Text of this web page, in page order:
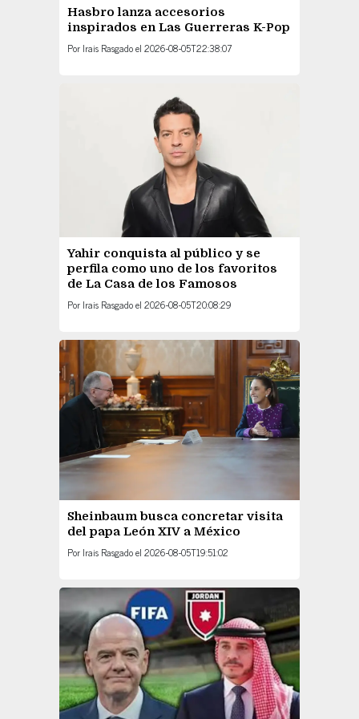
Hasbro lanza accesorios
inspirados en Las Guerreras K-Pop
Por Irais Rasgadoel 2026-08-05T22:38:07
Yahir conquista al público y se
perfila como uno de los favoritos
de La Casa de los Famosos
Por Irais Rasgadoel 2026-08-05T20:08:29
Sheinbaum busca concretar visita
del papa León XIV a México
Por Irais Rasgadoel 2026-08-05T19:51:02